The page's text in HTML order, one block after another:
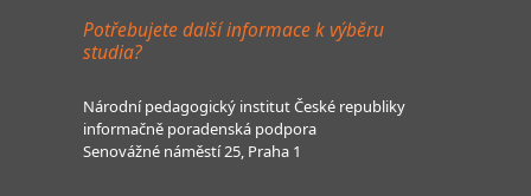
Potřebujete další informace k výběru
studia?
Národní pedagogický institut České republiky
informačně poradenská podpora
Senovážné náměstí 25, Praha 1